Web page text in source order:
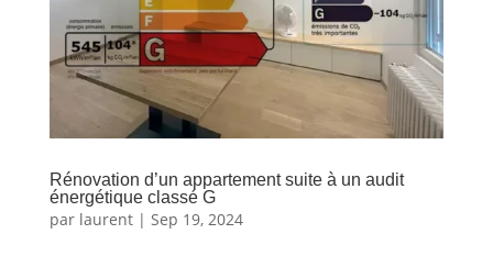
Rénovation d’un appartement suite à un audit
énergétique classé G
par laurent| Sep 19, 2024